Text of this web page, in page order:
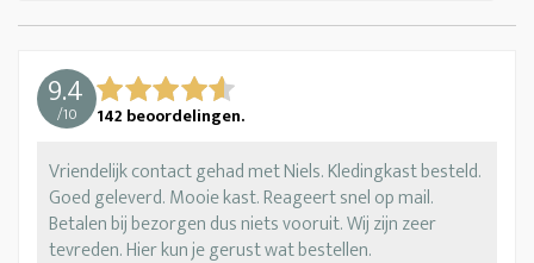
9.4
/10 142 beoordelingen.
Vriendelijk contact gehad met Niels. Kledingkast besteld.
Goed geleverd. Mooie kast. Reageert snel op mail.
Betalen bij bezorgen dus niets vooruit. Wij zijn zeer
tevreden. Hier kun je gerust wat bestellen.